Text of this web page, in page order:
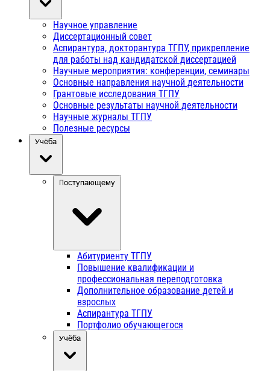
Научное управление
Диссертационный совет
Аспирантура, докторантура ТГПУ, прикрепление
для работы над кандидатской диссертацией
Научные мероприятия: конференции, семинары
Основные направления научной деятельности
Грантовые исследования ТГПУ
Основные результаты научной деятельности
Научные журналы ТГПУ
Полезные ресурсы
Учёба
Поступающему
Абитуриенту ТГПУ
Повышение квалификации и
профессиональная переподготовка
Дополнительное образование детей и
взрослых
Аспирантура ТГПУ
Портфолио обучающегося
Учёба